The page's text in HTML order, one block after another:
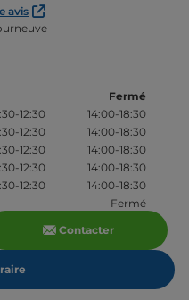
avis
Fermé
12:30
14:00-18:30
12:30
14:00-18:30
12:30
14:00-18:30
12:30
14:00-18:30
12:30
14:00-18:30
Fermé
Contacter